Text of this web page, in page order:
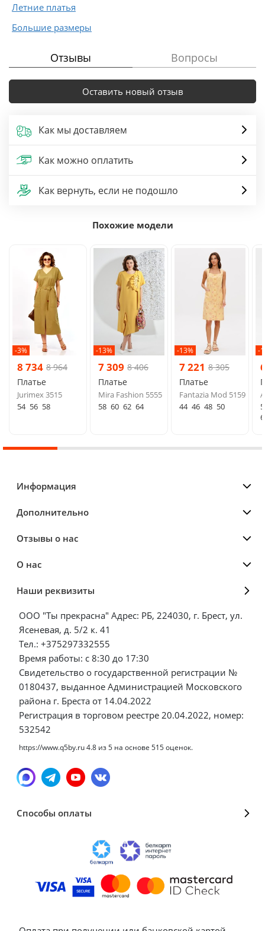
Летние платья
Большие размеры
Отзывы Вопросы
Оставить новый отзыв
Как мы доставляем
Как можно оплатить
Как вернуть, если не подошло
Похожие модели
-3%
8 734 8 964
Платье
Jurimex 3515
54 56 58
-13%
7 309 8 406
Платье
Mira Fashion 5555
58 60 62 64
-13%
7 221 8 305
Платье
Fantazia Mod 5159
44 46 48 50
-
Информация
Дополнительно
Отзывы о нас
О нас
Наши реквизиты
ООО "Ты прекрасна" Адрес: РБ, 224030, г. Брест, ул.
Ясеневая, д. 5/2 к. 41
Тел.: +375297332555
Время работы: с 8:30 до 17:30
Свидетельство о государственной регистрации №
0180437, выданное Администрацией Московского
района г. Бреста от 14.04.2022
Регистрация в торговом реестре 20.04.2022, номер:
532542
https://www.q5by.ru4.8 из5 на основе 515оценок.
Способы оплаты